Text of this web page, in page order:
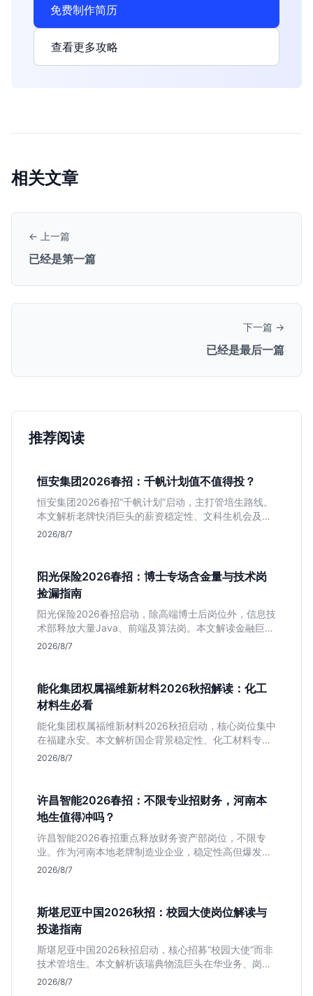
免费制作简历
查看更多攻略
相关文章
← 上一篇
已经是第一篇
下一篇 →
已经是最后一篇
推荐阅读
恒安集团2026春招：千帆计划值不值得投？
恒安集团2026春招“千帆计划”启动，主打管培生路线。
本文解析老牌快消巨头的薪资稳定性、文科生机会及决
策链条长的局限，帮你判断是否值得投递。
2026/8/7
阳光保险2026春招：博士专场含金量与技术岗
捡漏指南
阳光保险2026春招启动，除高端博士后岗位外，信息技
术部释放大量Java、前端及算法岗。本文解读金融巨头
校招门槛，分析技术岗需求与投递价值，助你快速判断
2026/8/7
能化集团权属福维新材料2026秋招解读：化工
材料生必看
能化集团权属福维新材料2026秋招启动，核心岗位集中
在福建永安。本文解析国企背景稳定性、化工材料专业
匹配度及工作地点限制，助理工科生判断是否值得投
2026/8/7
许昌智能2026春招：不限专业招财务，河南本
地生值得冲吗？
许昌智能2026春招重点释放财务资产部岗位，不限专
业。作为河南本地老牌制造业企业，稳定性高但爆发涨
薪机会少。适合想在本地积累工业场景经验的应届生。
2026/8/7
斯堪尼亚中国2026秋招：校园大使岗位解读与
投递指南
斯堪尼亚中国2026秋招启动，核心招募“校园大使”而非
技术管培生。本文解析该瑞典物流巨头在华业务、岗位
真实职责及不限专业背后的竞争逻辑，助你判断是否值
2026/8/7